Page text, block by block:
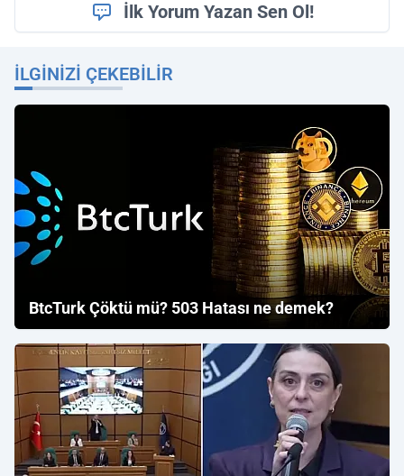
İlk Yorum Yazan Sen Ol!
İLGINIZI ÇEKEBILIR
BtcTurk Çöktü mü? 503 Hatası ne demek?